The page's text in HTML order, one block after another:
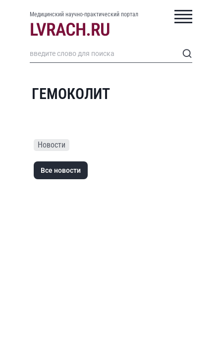
Медицинский научно-практический портал
ГЕМОКОЛИТ
Новости
Все новости